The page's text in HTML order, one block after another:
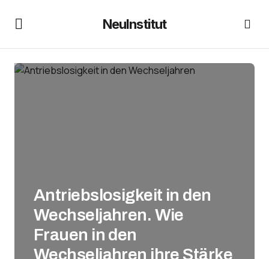
NeuInstitut
Antriebslosigkeit in den
Wechseljahren. Wie
Frauen in den
Wechseljahren ihre Stärke